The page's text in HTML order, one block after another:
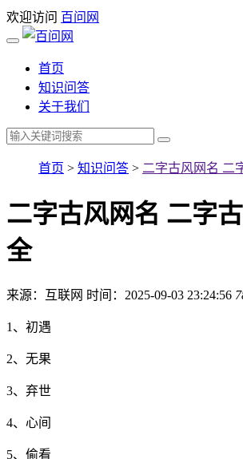
欢迎访问 百问网
首页
知识问答
关于我们
首页 > 知识问答 > 二字古风网名 二
二字古风网名 二字
全
来源：互联网 时间：2025-09-03 23:24:56
1、初遇
2、无果
3、弃世
4、心间
5、偷看